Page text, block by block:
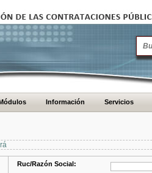
Información Servicios
Ruc/Razón Social: